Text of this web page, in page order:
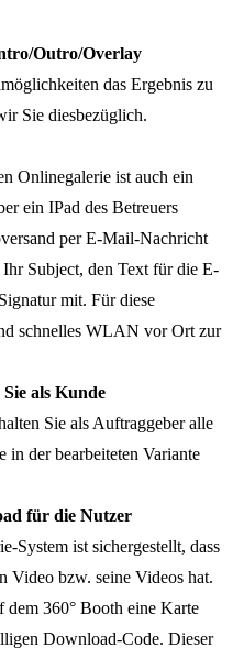
Outro/Overlay
das Ergebnis zu
Sie diesbezüglich.
Onlinegalerie ist auch ein
ein IPad des Betreuers
per E-Mail-Nachricht
Subject, den Text für die E-
mit. Für diese
schnelles WLAN vor Ort zur
als Kunde
Sie als Auftraggeber alle
der bearbeiteten Variante
für die Nutzer
System ist sichergestellt, dass
Video bzw. seine Videos hat.
dem 360° Booth eine Karte
Download-Code. Dieser